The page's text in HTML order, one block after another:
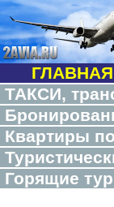
ГЛАВНАЯ
ТАКСИ,
Квартиры
Горящие